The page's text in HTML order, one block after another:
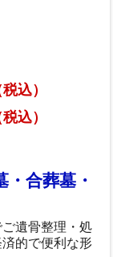
込）
込）
・合葬墓・
遺骨整理・処
的で便利な形